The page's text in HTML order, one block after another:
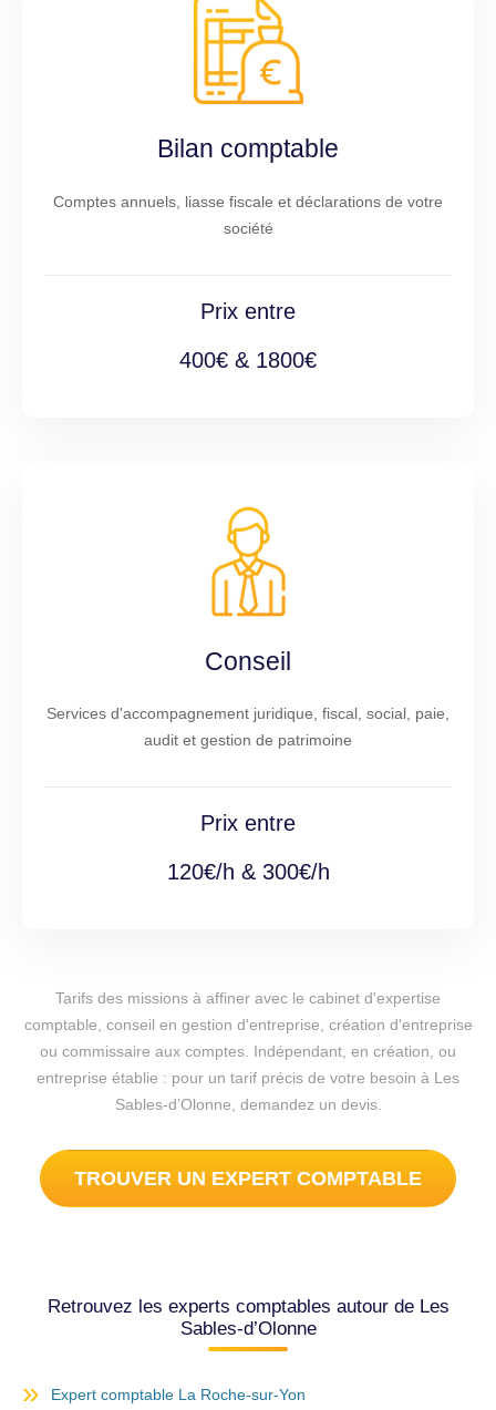
Bilan comptable
Comptes annuels, liasse fiscale et déclarations de votre
société
Prix entre
400€ & 1800€
Conseil
Services d'accompagnement juridique, fiscal, social, paie,
audit et gestion de patrimoine
Prix entre
120€/h & 300€/h
Tarifs des missions à affiner avec le cabinet d'expertise
comptable, conseil en gestion d'entreprise, création d'entreprise
ou commissaire aux comptes. Indépendant, en création, ou
entreprise établie : pour un tarif précis de votre besoin à Les
Sables-d’Olonne, demandez un devis.
TROUVER UN EXPERT COMPTABLE
Retrouvez les experts comptables autour de Les
Sables-d’Olonne
Expert comptable La Roche-sur-Yon